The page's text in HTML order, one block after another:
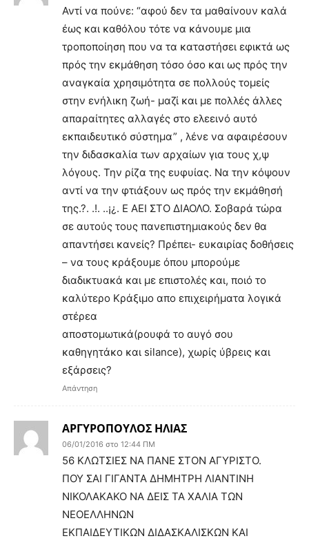
Αντί να πούνε: “αφού δεν τα μαθαίνουν καλά
έως και καθόλου τότε να κάνουμε μια
τροποποίηση που να τα καταστήσει εφικτά ως
πρός την εκμάθηση τόσο όσο και ως πρός την
αναγκαία χρησιμότητα σε πολλούς τομείς
στην ενήλικη ζωή- μαζί και με πολλές άλλες
απαραίτητες αλλαγές στο ελεεινό αυτό
εκπαιδευτικό σύστημα” , λένε να αφαιρέσουν
την διδασκαλία των αρχαίων για τους χ,ψ
λόγους. Την ρίζα της ευφυίας. Να την κόψουν
αντί να την φτιάξουν ως πρός την εκμάθησή
της.?. .!. ..¡¿. Ε ΑΕΙ ΣΤΟ ΔΙΑΟΛΟ. Σοβαρά τώρα
σε αυτούς τους πανεπιστημιακούς δεν θα
απαντήσει κανείς? Πρέπει- ευκαιρίας δοθήσεις
– να τους κράξουμε όπου μπορούμε
διαδικτυακά και με επιστολές και, ποιό το
καλύτερο Κράξιμο απο επιχειρήματα λογικά
στέρεα
αποστομωτικά(ρουφά το αυγό σου
καθηγητάκο και silance), χωρίς ύβρεις και
εξάρσεις?
Απάντηση
ΑΡΓΥΡΟΠΟΥΛΟΣ ΗΛΙΑΣ
06/01/2016 στο 12:44 ΠΜ
56 ΚΛΩΤΣΙΕΣ ΝΑ ΠΑΝΕ ΣΤΟΝ ΑΓΥΡΙΣΤΟ.
ΠΟΥ ΣΑΙ ΓΙΓΑΝΤΑ ΔΗΜΗΤΡΗ ΛΙΑΝΤΙΝΗ
ΝΙΚΟΛΑΚΑΚΟ ΝΑ ΔΕΙΣ ΤΑ ΧΑΛΙΑ ΤΩΝ
ΝΕΟΕΛΛΗΝΩΝ
ΕΚΠΑΙΔΕΥΤΙΚΩΝ ΔΙΔΑΣΚΑΛΙΣΚΩΝ ΚΑΙ